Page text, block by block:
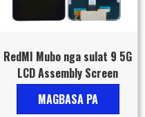
RedMI Mubo nga sulat 9 5G
LCD Assembly Screen
MAGBASA PA